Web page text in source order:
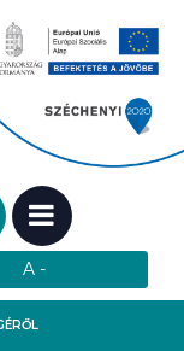
szó:
MENÜ